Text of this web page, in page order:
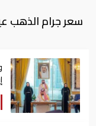
سعر جرام الذهب